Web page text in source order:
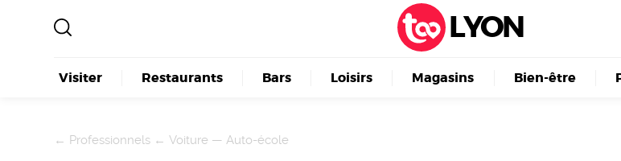
LYON
Visiter Restaurants Bars Loisirs Magasins Bien-être
← Professionnels ←Voiture —Auto-école